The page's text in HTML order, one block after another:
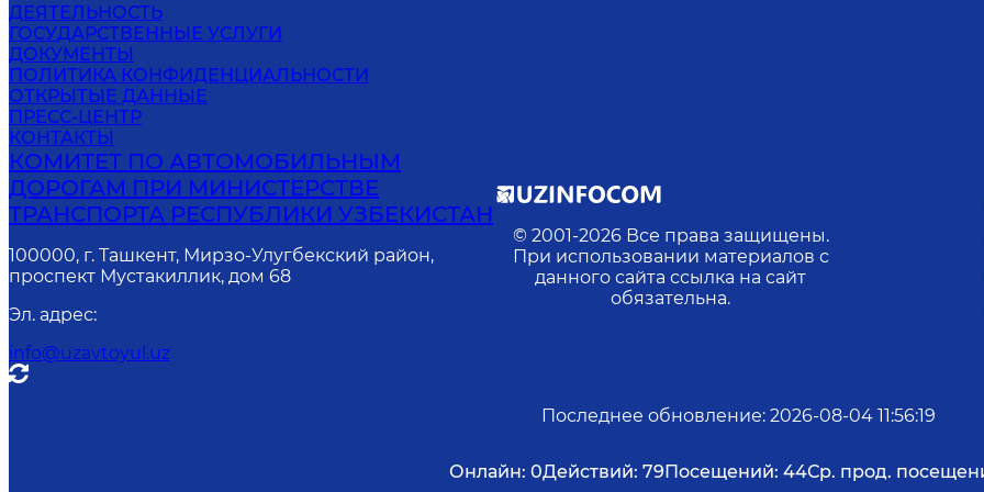
ДЕЯТЕЛЬНОСТЬ
ГОСУДАРСТВЕННЫЕ УСЛУГИ
ДОКУМЕНТЫ
ПОЛИТИКА КОНФИДЕНЦИАЛЬНОСТИ
ОТКРЫТЫЕ ДАННЫЕ
ПРЕСС-ЦЕНТР
КОНТАКТЫ
КОМИТЕТ ПО АВТОМОБИЛЬНЫМ
ДОРОГАМ ПРИ МИНИСТЕРСТВЕ
ТРАНСПОРТА РЕСПУБЛИКИ УЗБЕКИСТАН
100000, г. Ташкент, Мирзо-Улугбекский район,
проспект Мустакиллик, дом 68
Эл. адрес:
info@uzavtoyul.uz
© 2001-2026 Все права защищены.
При использовании материалов с
данного сайта ссылка на сайт
обязательна.
Последнее обновление: 2026-08-04 11:56:19
Онлайн: 0Действий: 79Посещений: 44Ср. прод.